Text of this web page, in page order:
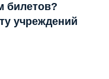
билетов?
учреждений